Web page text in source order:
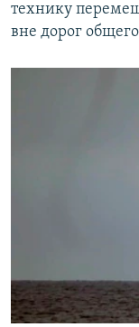
технику
вне дорог